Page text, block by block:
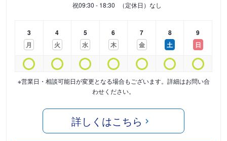
祝09:30 - 18:30 （定休日）なし
3
月
4
火
5
水
6
木
7
金
8
土
9
日
※営業日・相談可能日が変更となる場合もございます。詳細はお問い合
わせください。
詳しくはこちら